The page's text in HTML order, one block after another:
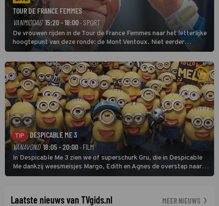
TOUR DE FRANCE FEMMES
VANMIDDAG 15:20 - 18:00 · SPORT
De vrouwen rijden in de Tour de France Femmes naar het letterlijke
hoogtepunt van deze ronde: de Mont Ventoux. Niet eerder
finishten de vrouwen voor deze koers op deze kale col uit de
buitencategorie. De aanloop naar de slotklim is vlak.
TIP
DESPICABLE ME 3
VANAVOND 18:05 - 20:00· FILM
In Despicable Me 3 zien we of superschurk Gru, die in Despicable
Me dankzij weesmeisjes Margo, Edith en Agnes de overstap naar
het rechte pad maakte, ook op dat pad weet te blijven.
Laatste nieuws van TVgids.nl MEER NIEUWS